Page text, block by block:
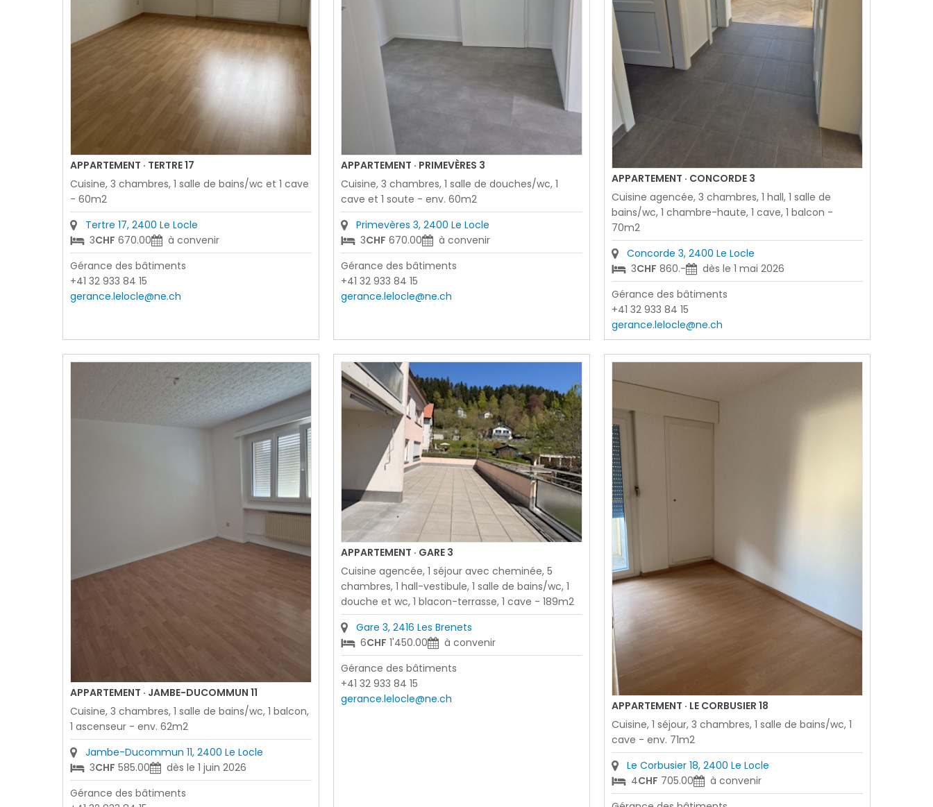
APPARTEMENT · TERTRE 17
Cuisine, 3 chambres, 1 salle de bains/wc et 1 cave
- 60m2
Tertre 17, 2400 Le Locle
3CHF 670.00
à convenir
Gérance des bâtiments
+41 32 933 84 15
gerance.lelocle@ne.ch
APPARTEMENT · PRIMEVÈRES 3
Cuisine, 3 chambres, 1 salle de douches/wc, 1
cave et 1 soute - env. 60m2
Primevères 3, 2400 Le Locle
3CHF 670.00
à convenir
Gérance des bâtiments
+41 32 933 84 15
gerance.lelocle@ne.ch
APPARTEMENT · CONCORDE 3
Cuisine agencée, 3 chambres, 1 hall, 1 salle de
bains/wc, 1 chambre-haute, 1 cave, 1 balcon -
70m2
Concorde 3, 2400 Le Locle
3CHF 860.-
dès le 1 mai 2026
Gérance des bâtiments
+41 32 933 84 15
gerance.lelocle@ne.ch
APPARTEMENT · JAMBE-DUCOMMUN 11
Cuisine, 3 chambres, 1 salle de bains/wc, 1 balcon,
1 ascenseur - env. 62m2
Jambe-Ducommun 11, 2400 Le Locle
3CHF 585.00
dès le 1 juin 2026
Gérance des bâtiments
APPARTEMENT · GARE 3
Cuisine agencée, 1 séjour avec cheminée, 5
chambres, 1 hall-vestibule, 1 salle de bains/wc, 1
douche et wc, 1 blacon-terrasse, 1 cave - 189m2
Gare 3, 2416 Les Brenets
6CHF 1'450.00
à convenir
Gérance des bâtiments
+41 32 933 84 15
gerance.lelocle@ne.ch
APPARTEMENT · LE CORBUSIER 18
Cuisine, 1 séjour, 3 chambres, 1 salle de bains/wc, 1
cave - env. 71m2
Le Corbusier 18, 2400 Le Locle
4CHF 705.00
à convenir